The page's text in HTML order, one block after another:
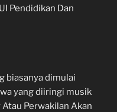
Pendidikan Dan
biasanya dimulai
yang diiringi musik
Perwakilan Akan